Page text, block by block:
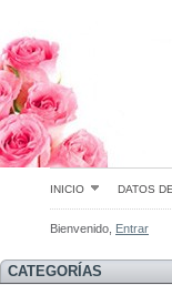
INICIO DATOS
Bienvenido, Entrar
CATEGORÍAS